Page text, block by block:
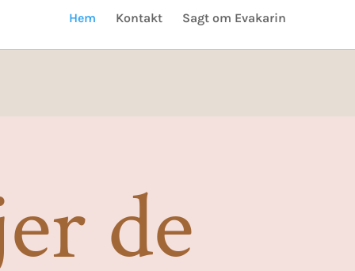
Hem Kontakt Sagt om Evakarin
de